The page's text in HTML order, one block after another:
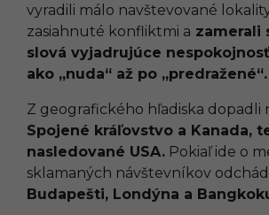
vyradili málo navštevované
zasiahnuté konfliktmi a zamerali
slová vyjadrujúce
ako „nuda“ až po „predražené“.
Z geografického hľadiska dopadli
Spojené kráľovstvo a Kanada,
nasledované USA. Pokiaľ ide o
sklamaných návštevníkov
Budapešti, Londýna a